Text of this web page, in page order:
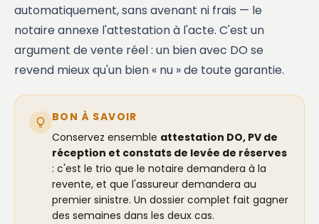
automatiquement, sans avenant ni frais — le
notaire annexe l'attestation à l'acte. C'est un
argument de vente réel : un bien avec DO se
revend mieux qu'un bien « nu » de toute garantie.
BON À SAVOIR
Conservez ensemble attestation DO, PV de
réception et constats de levée de réserves
: c'est le trio que le notaire demandera à la
revente, et que l'assureur demandera au
premier sinistre. Un dossier complet fait gagner
des semaines dans les deux cas.